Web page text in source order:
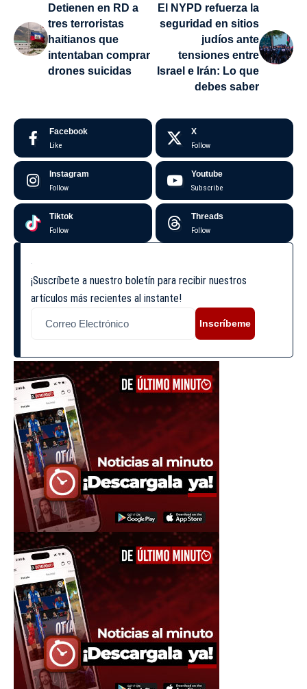
Detienen en RD a
tres terroristas
haitianos que
intentaban comprar
drones suicidas
El NYPD refuerza la
seguridad en sitios
judíos ante
tensiones entre
Israel e Irán: Lo que
debes saber
Facebook
Like
X
Follow
Instagram
Follow
Youtube
Subscribe
Tiktok
Follow
Threads
Follow
¡Suscríbete a nuestro boletín para recibir nuestros
artículos más recientes al instante!
Inscríbeme